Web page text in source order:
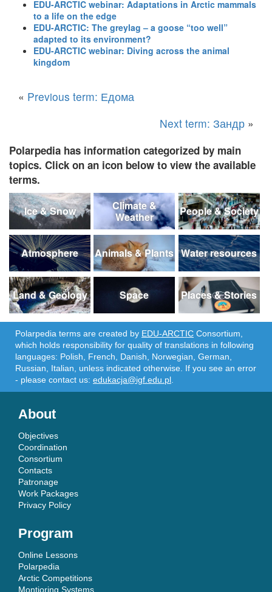
EDU-ARCTIC webinar: Adaptations in Arctic mammals
to a life on the edge
EDU-ARCTIC: The greylag – a goose “too well”
adapted to its environment?
EDU-ARCTIC webinar: Diving across the animal
kingdom
« Previous term: Едома
Next term: Зандр »
Polarpedia has information categorized by main
topics. Click on an icon below to view the available
terms.
Ice & Snow
Climate &
Weather
People & Society
Atmosphere Animals & Plants Water resources
Land & Geology Space Places & Stories
Polarpedia terms are created by EDU-ARCTIC Consortium,
which holds responsibility for quality of translations in following
languages: Polish, French, Danish, Norwegian, German,
Russian, Italian, unless indicated otherwise. If you see an error
- please contact us: edukacja@igf.edu.pl
About
Objectives
Coordination
Consortium
Contacts
Patronage
Work Packages
Privacy Policy
Program
Online Lessons
Polarpedia
Arctic Competitions
Montioring Systems